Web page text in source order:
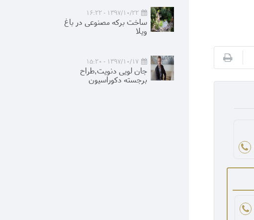
1397/10/22 - 16:22
ساخت برکه مصنوعی در باغ
ویلا
1397/10/17 - 15:20
جان لویی دنویت,طراح
برجسته دکوراسیون